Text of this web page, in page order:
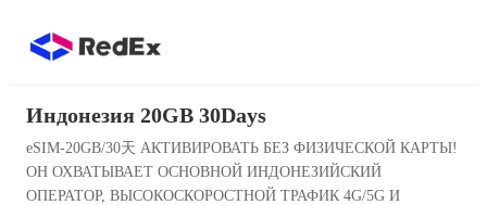
Индонезия 20GB 30Days
eSIM-20GB/30天 АКТИВИРОВАТЬ БЕЗ ФИЗИЧЕСКОЙ КАРТЫ!
ОН ОХВАТЫВАЕТ ОСНОВНОЙ ИНДОНЕЗИЙСКИЙ
ОПЕРАТОР, ВЫСОКОСКОРОСТНОЙ ТРАФИК 4G/5G И